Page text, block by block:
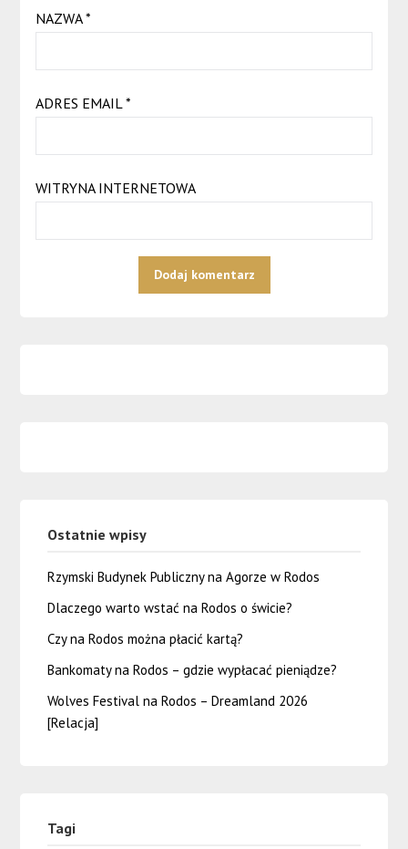
NAZWA*
ADRES EMAIL*
WITRYNA INTERNETOWA
Ostatnie wpisy
Rzymski Budynek Publiczny na Agorze w Rodos
Dlaczego warto wstać na Rodos o świcie?
Czy na Rodos można płacić kartą?
Bankomaty na Rodos – gdzie wypłacać pieniądze?
Wolves Festival na Rodos – Dreamland 2026
[Relacja]
Tagi